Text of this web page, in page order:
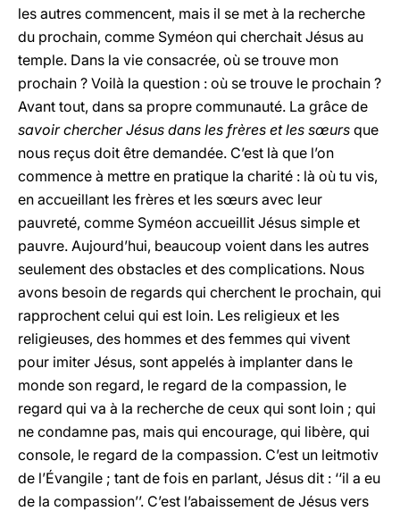
les autres commencent, mais il se met à la recherche
du prochain, comme Syméon qui cherchait Jésus au
temple. Dans la vie consacrée, où se trouve mon
prochain ? Voilà la question : où se trouve le prochain ?
Avant tout, dans sa propre communauté. La grâce de
savoir chercher Jésus dans les frères et les sœurs que
nous reçus doit être demandée. C’est là que l’on
commence à mettre en pratique la charité : là où tu vis,
en accueillant les frères et les sœurs avec leur
pauvreté, comme Syméon accueillit Jésus simple et
pauvre. Aujourd’hui, beaucoup voient dans les autres
seulement des obstacles et des complications. Nous
avons besoin de regards qui cherchent le prochain, qui
rapprochent celui qui est loin. Les religieux et les
religieuses, des hommes et des femmes qui vivent
pour imiter Jésus, sont appelés à implanter dans le
monde son regard, le regard de la compassion, le
regard qui va à la recherche de ceux qui sont loin ; qui
ne condamne pas, mais qui encourage, qui libère, qui
console, le regard de la compassion. C’est un leitmotiv
de l’Évangile ; tant de fois en parlant, Jésus dit : ‘‘il a eu
de la compassion’’. C’est l’abaissement de Jésus vers